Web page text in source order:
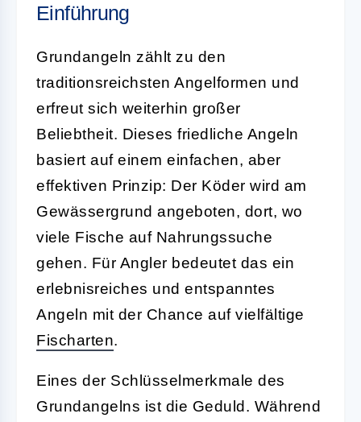
Einführung
Grundangeln zählt zu den
traditionsreichsten Angelformen und
erfreut sich weiterhin großer
Beliebtheit. Dieses friedliche Angeln
basiert auf einem einfachen, aber
effektiven Prinzip: Der Köder wird am
Gewässergrund angeboten, dort, wo
viele Fische auf Nahrungssuche
gehen. Für Angler bedeutet das ein
erlebnisreiches und entspanntes
Angeln mit der Chance auf vielfältige
Fischarten.
Eines der Schlüsselmerkmale des
Grundangelns ist die Geduld. Während